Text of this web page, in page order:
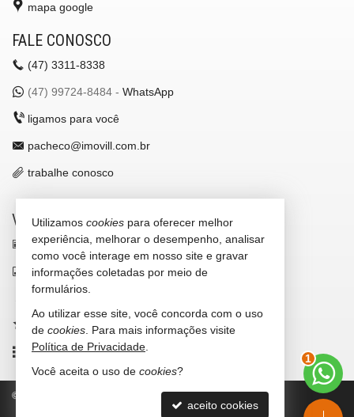
mapa google
FALE CONOSCO
(47) 3311-8338
(47) 99724-8484 - WhatsApp
ligamos para você
pacheco@imovill.com.br
trabalhe conosco
VEJA MAIS
receba nosso newsletter
indicadores financeiros
imóveis favoritos
mapa de imóveis
© Política de Privacidade
1
Utilizamos cookies para oferecer melhor
experiência, melhorar o desempenho, analisar
como você interage em nosso site e gravar
informações coletadas por meio de
formulários.
Ao utilizar esse site, você concorda com o uso
de cookies . Para mais informações visite
Política de Privacidade
Você aceita o uso de cookies?
aceito cookies